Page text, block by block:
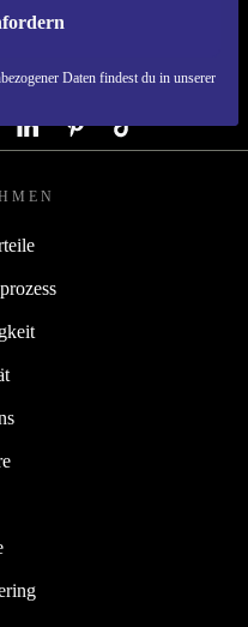
Daten findest du in unserer
- RETHINK NEW.